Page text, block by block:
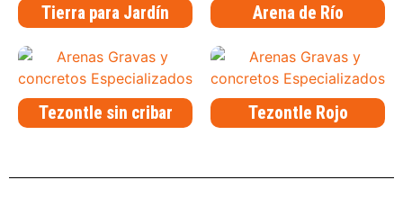
Tierra para Jardín Arena de Río
Tezontle sin cribar Tezontle Rojo